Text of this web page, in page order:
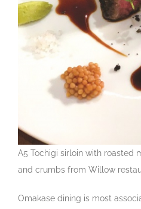
A5 Tochigi sirloin with roasted
and crumbs from Willow
Omakase dining is most